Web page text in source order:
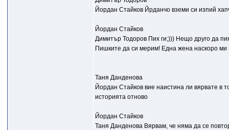
Йордан Стайков Йрданчо вземи си изпий
Йордан Стайков
Димитър Тодоров Пих ги;))) Нещо друго да
Пишките да си мерим! Една жена наскоро ми
Таня Данденова
Йордан Стайков вие наистина ли вярвате в
историята отново
Йордан Стайков
Таня Данденова Вярвам, че няма да се